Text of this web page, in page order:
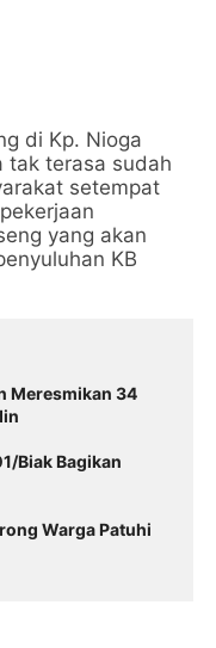
di Kp. Nioga
tak terasa sudah
setempat
yang akan
KB
Meresmikan 34
Warga Patuhi